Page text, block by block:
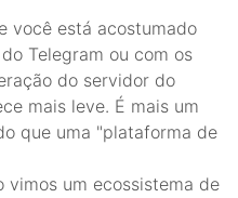
você está acostumado
Telegram ou com os
do servidor do
mais leve. É mais um
que uma "plataforma de
vimos um ecossistema de